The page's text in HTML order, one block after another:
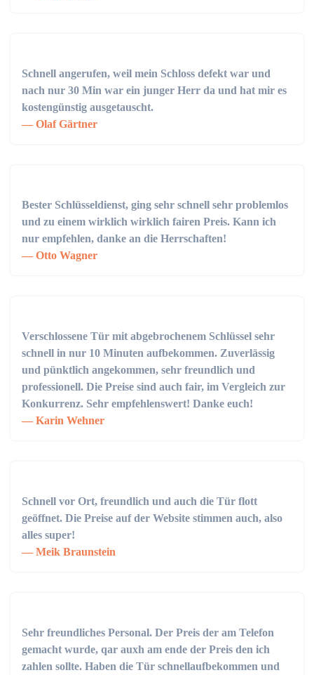
Schnell angerufen, weil mein Schloss defekt war und
nach nur 30 Min war ein junger Herr da und hat mir es
kostengünstig ausgetauscht.
Olaf Gärtner
Bester Schlüsseldienst, ging sehr schnell sehr problemlos
und zu einem wirklich wirklich fairen Preis. Kann ich
nur empfehlen, danke an die Herrschaften!
Otto Wagner
Verschlossene Tür mit abgebrochenem Schlüssel sehr
schnell in nur 10 Minuten aufbekommen. Zuverlässig
und pünktlich angekommen, sehr freundlich und
professionell. Die Preise sind auch fair, im Vergleich zur
Konkurrenz. Sehr empfehlenswert! Danke euch!
Karin Wehner
Schnell vor Ort, freundlich und auch die Tür flott
geöffnet. Die Preise auf der Website stimmen auch, also
alles super!
Meik Braunstein
Sehr freundliches Personal. Der Preis der am Telefon
gemacht wurde, qar auxh am ende der Preis den ich
zahlen sollte. Haben die Tür schnellaufbekommen und